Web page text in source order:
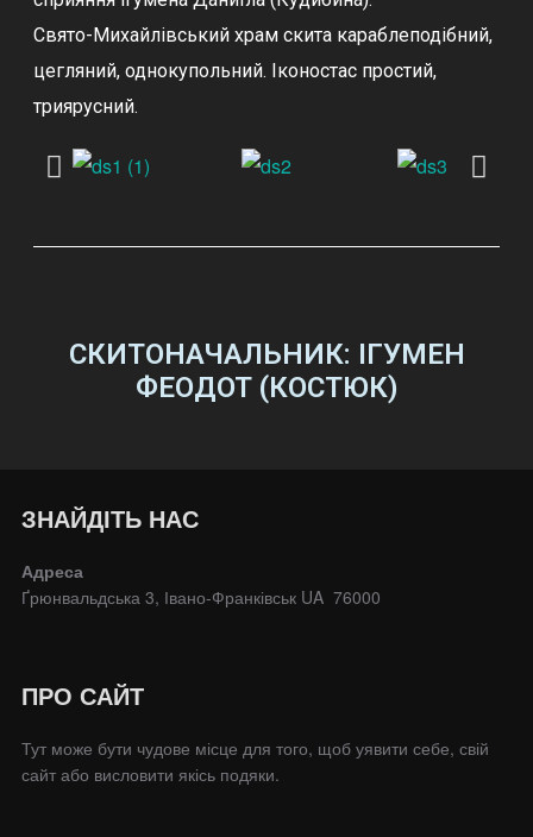
Свято-Михайлівський храм скита караблеподібний,
цегляний, однокупольний. Іконостас простий,
триярусний.
СКИТОНАЧАЛЬНИК: ІГУМЕН
ФЕОДОТ (КОСТЮК)
ЗНАЙДІТЬ НАС
Адреса
Ґрюнвальдська 3, Івано-Франківськ UA 76000
ПРО САЙТ
Тут може бути чудове місце для того, щоб уявити себе, свій
сайт або висловити якісь подяки.